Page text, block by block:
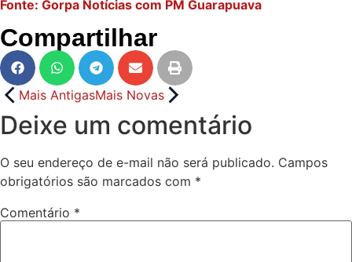
Fonte: Gorpa Notícias com PM Guarapuava
Compartilhar
Mais AntigasMais Novas
Deixe um comentário
O seu endereço de e-mail não será publicado. Campos
obrigatórios são marcados com *
Comentário *